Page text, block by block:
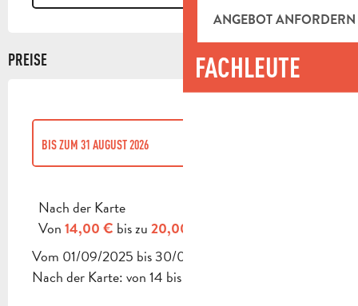
ANGEBOT ANFORDERN
FACHLEUTE
PREISE
BIS ZUM 31 AUGUST 2026
Nach der Karte
Von 14,00 € bis zu 20,00 €
Vom 01/09/2025 bis 30/06/2026
Nach der Karte: von 14 bis 20 €.